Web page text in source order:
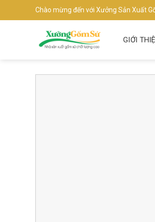
to
Chào mừng đến với Xưởng Sản Xuất
GIỚI